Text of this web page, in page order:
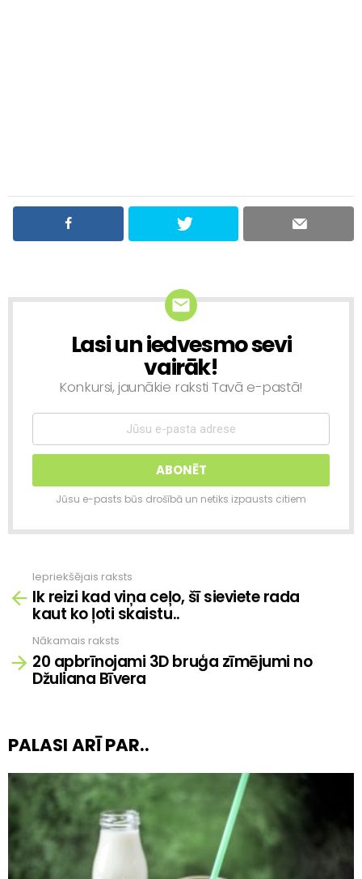
NEWSLETTER
Lasi un iedvesmo sevi
vairāk!
Konkursi, jaunākie raksti Tavā e-pastā!
Jūsu e-pasts būs drošībā un netiks izpausts citiem
Skatīt
vairāk
Iepriekšējais raksts
Ik reizi kad viņa ceļo, šī sieviete rada
kaut ko ļoti skaistu..
Nākamais raksts
20 apbrīnojami 3D bruģa zīmējumi no
Džuliana Bīvera
PALASI ARĪ PAR..